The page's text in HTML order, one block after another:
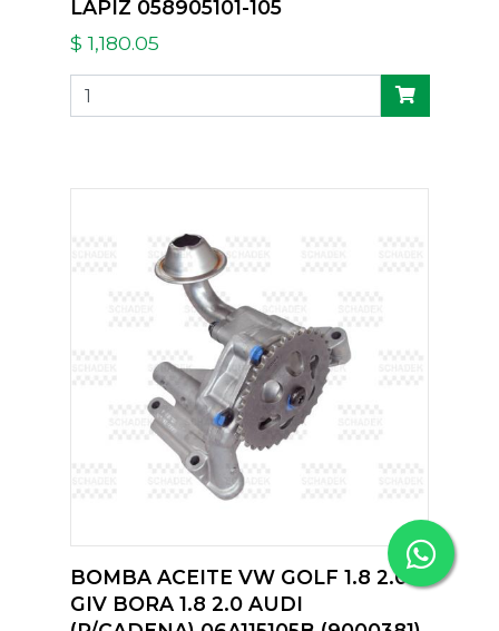
LAPIZ 058905101-105
$ 1,180.05
BOMBA ACEITE VW GOLF 1.8 2.0
GIV BORA 1.8 2.0 AUDI